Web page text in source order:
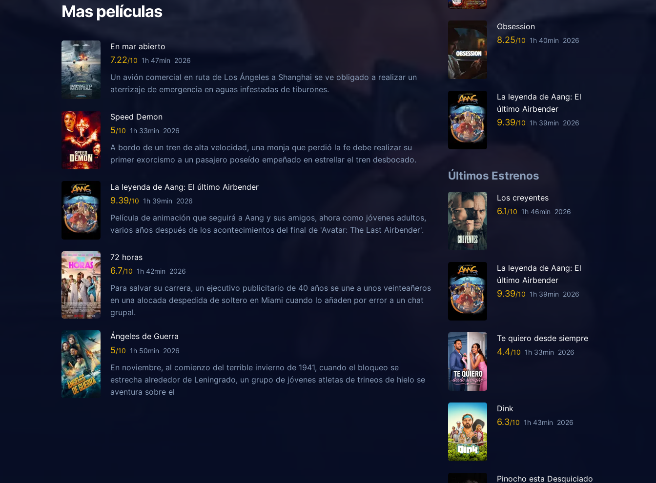
Mas películas
En mar abierto
7.22 1h 47min 2026
Un avión comercial en ruta de Los Ángeles a Shanghai se ve obligado a realizar un
aterrizaje de emergencia en aguas infestadas de tiburones.
Speed Demon
5 1h 33min 2026
A bordo de un tren de alta velocidad, una monja que perdió la fe debe realizar su
primer exorcismo a un pasajero poseído empeñado en estrellar el tren desbocado.
La leyenda de Aang: El último Airbender
9.39 1h 39min 2026
Película de animación que seguirá a Aang y sus amigos, ahora como jóvenes adultos,
varios años después de los acontecimientos del final de 'Avatar: The Last Airbender'.
72 horas
6.7 1h 42min 2026
Para salvar su carrera, un ejecutivo publicitario de 40 años se une a unos veinteañeros
en una alocada despedida de soltero en Miami cuando lo añaden por error a un chat
grupal.
Ángeles de Guerra
5 1h 50min 2026
En noviembre, al comienzo del terrible invierno de 1941, cuando el bloqueo se
estrecha alrededor de Leningrado, un grupo de jóvenes atletas de trineos de hielo se
aventura sobre el
Obsession
8.25 1h 40min 2026
La leyenda de Aang: El
último Airbender
9.39 1h 39min 2026
Últimos Estrenos
Los creyentes
6.1 1h 46min 2026
La leyenda de Aang: El
último Airbender
9.39 1h 39min 2026
Te quiero desde siempre
4.4 1h 33min 2026
Dink
6.3 1h 43min 2026
Pinocho esta Desquiciado